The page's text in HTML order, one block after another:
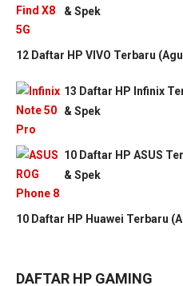
& Spek
12 Daftar HP VIVO Terbaru
13 Daftar HP Infinix
& Spek
10 Daftar HP ASUS
& Spek
10 Daftar HP Huawei Terbaru
DAFTAR HP GAMING